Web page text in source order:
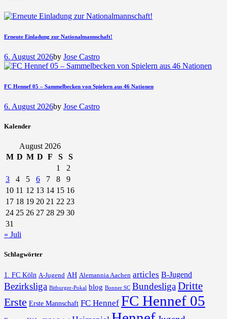
Erneute Einladung zur Nationalmannschaft!
6. August 2026by Jose Castro
FC Hennef 05 – Sammelbecken von Spielern aus 46 Nationen
6. August 2026by Jose Castro
Kalender
August 2026
M D M D F S
S
1
2
3
4 5 6 7 8
9
10 11 12 13 14 15 16
17 18 19 20 21 22 23
24 25 26 27 28 29 30
31
« Juli
Schlagwörter
1. FC Köln A-Jugend AH Alemannia Aachen articles B-Jugend
Bezirksliga Bitburger-Pokal blog Bonner SC BundesligaDritte
Erste Erste Mannschaft FC Hennef FC Hennef 05